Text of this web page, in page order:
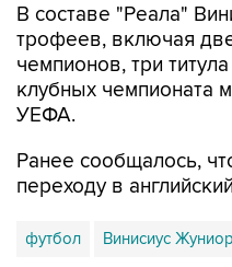
В составе "Реала"
трофеев, включая
чемпионов, три
клубных чемпионата
УЕФА.
Ранее сообщалось,
переходу в
футбол Винисиус Жуниор